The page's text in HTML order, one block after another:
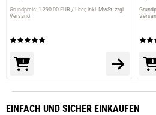
Grundpreis: 1.290,00 EUR / Liter inkl. MwSt. zzgl.
Versand
EINFACH UND SICHER EINKAUFEN